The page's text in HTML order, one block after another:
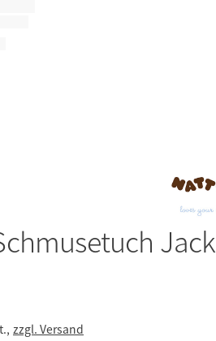
Jack
zzgl. Versand